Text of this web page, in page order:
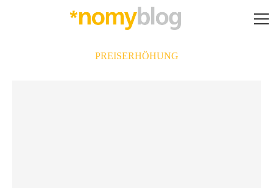
PREISERHÖHUNG